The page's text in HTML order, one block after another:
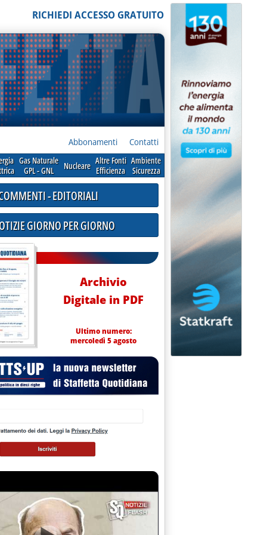
RICHIEDI ACCESSO GRATUITO
Abbonamenti Contatti
Gas Naturale
GPL - GNL
Nucleare Altre Fonti
Efficienza
Ambiente
Sicurezza
- EDITORIALI
GIORNO PER GIORNO
Archivio
Digitale in PDF
Ultimo numero:
mercoledì 5 agosto